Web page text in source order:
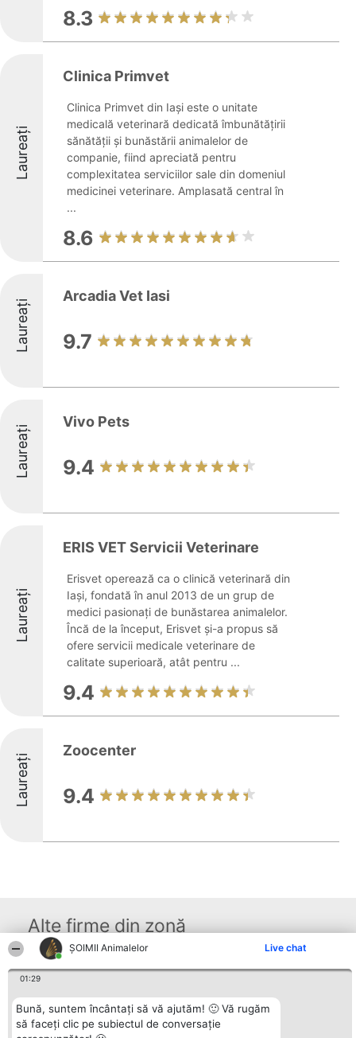
ŞOIMII Animalelor Live chat
01:29
Bună, suntem încântați să vă ajutăm! 🙂 Vă rugăm
să faceți clic pe subiectul de conversație
8.3
Laureați
Clinica Primvet
Clinica Primvet din Iași este o unitate
medicală veterinară dedicată îmbunătățirii
sănătății și bunăstării animalelor de
companie, fiind apreciată pentru
complexitatea serviciilor sale din domeniul
medicinei veterinare. Amplasată central în
...
8.6
Laureați
Arcadia Vet Iasi
9.7
Laureați
Vivo Pets
9.4
Laureați
ERIS VET Servicii Veterinare
Erisvet operează ca o clinică veterinară din
Iași, fondată în anul 2013 de un grup de
medici pasionați de bunăstarea animalelor.
Încă de la început, Erisvet și-a propus să
ofere servicii medicale veterinare de
calitate superioară, atât pentru ...
9.4
Laureați
Zoocenter
9.4
Alte firme din zonă
Organizator Ranking
Aleea Timisul De Sus 2 Bl. A30
Sc. A Et. 4 Ap. 13 Cod 061952
București
Laureaților
Reguli